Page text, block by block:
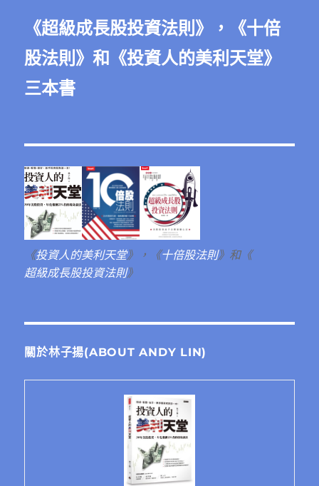
《超級成長股投資法則 》，《十倍
股法則 》和《投資人的美利天堂》
三本書
《投資人的美利天堂》，《十倍股法則》和《
超級成長股投資法則》
關於林子揚(ABOUT ANDY LIN)